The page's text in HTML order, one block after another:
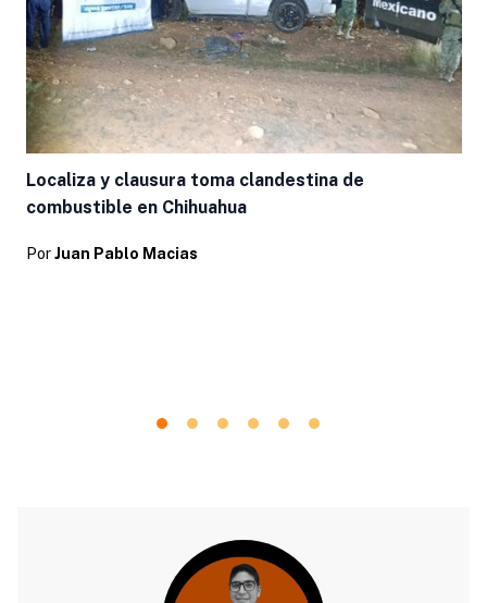
Localiza y clausura toma clandestina de
combustible en Chihuahua
Por Juan Pablo Macias